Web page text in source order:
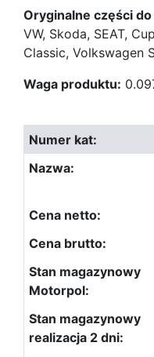
Oryginalne części
VW, Skoda, SEAT,
Classic, Volkswagen
Waga produktu: